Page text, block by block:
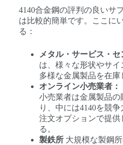
4140合金鋼の評判の良いサ
は比較的簡単です。ここに
る：
メタル・サービス・セ
は、様々な形状やサ
多様な金属製品を在庫
オンライン小売業者：
小売業者は金属製品
り、中には4140を競
注文オプションで提
る。
製鉄所大規模な製鋼所